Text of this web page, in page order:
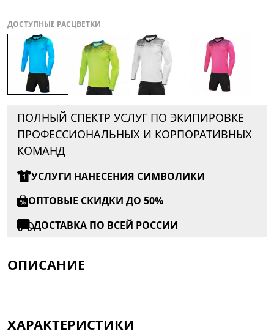
ДОСТУПНЫЕ РАСЦВЕТКИ
ПОЛНЫЙ СПЕКТР УСЛУГ ПО ЭКИПИРОВКЕ
ПРОФЕССИОНАЛЬНЫХ И КОРПОРАТИВНЫХ
КОМАНД
УСЛУГИ НАНЕСЕНИЯ СИМВОЛИКИ
ОПТОВЫЕ СКИДКИ ДО 50%
ДОСТАВКА ПО ВСЕЙ РОССИИ
ОПИСАНИЕ
ХАРАКТЕРИСТИКИ